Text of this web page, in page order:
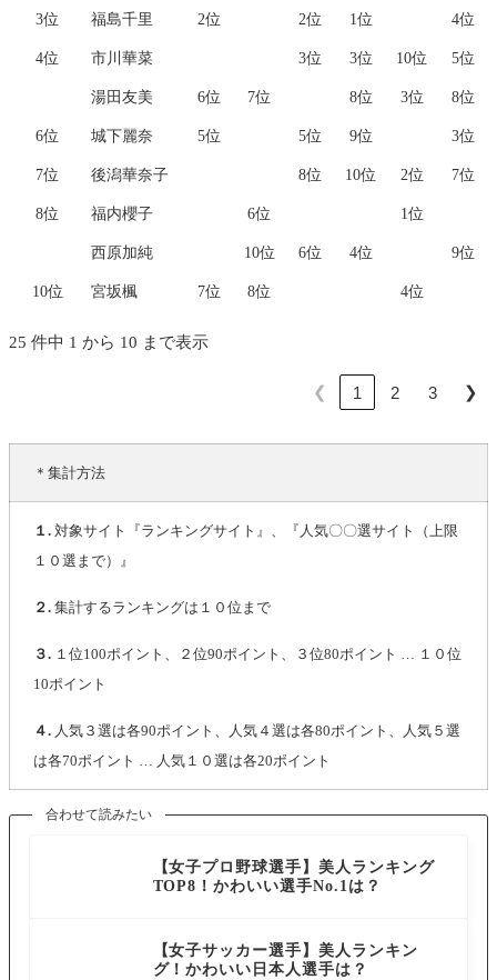
3位 福島千里 2位 2位 1位 4位
4位 市川華菜 3位 3位 10位 5位
湯田友美 6位 7位 8位 3位 8位
6位 城下麗奈 5位 5位 9位 3位
7位 後潟華奈子 8位 10位 2位 7位
8位 福内櫻子 6位 1位
西原加純 10位 6位 4位 9位
10位 宮坂楓 7位 8位 4位
25 件中 1 から 10 まで表示
❮ 1 2 3 ❯
＊集計方法
１. 対象サイト『ランキングサイト』、『人気〇〇選サイト（上限
１０選まで）』
２. 集計するランキングは１０位まで
３. １位100ポイント、２位90ポイント、３位80ポイント … １０位
10ポイント
４. 人気３選は各90ポイント、人気４選は各80ポイント、人気５選
は各70ポイント … 人気１０選は各20ポイント
合わせて読みたい
【女子プロ野球選手】美人ランキング
TOP8！かわいい選手No.1は？
【女子サッカー選手】美人ランキン
グ！かわいい日本人選手は？